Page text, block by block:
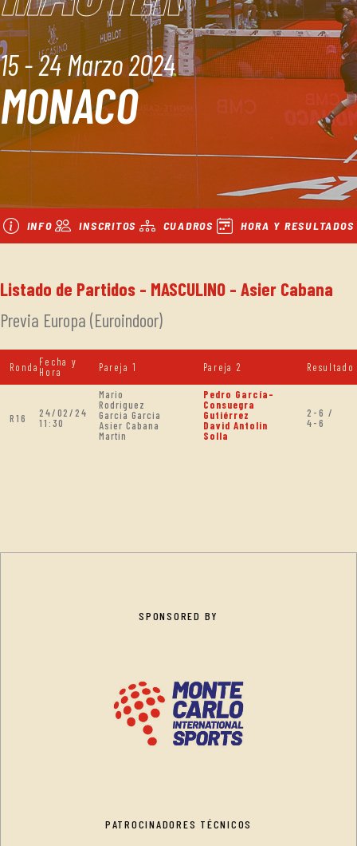
15 - 24 Marzo 2024
MONACO
INFO INSCRITOS CUADROS HORA Y RESULTADOS
Listado de Partidos - MASCULINO - Asier Cabana
Previa Europa (Euroindoor)
Ronda Fecha y
Hora
Pareja 1 Pareja 2 Resultado
R16
24/02/24
11:30
Mario
Rodriguez
Garcia Garcia
Asier Cabana
Martin
Pedro García-
Consuegra
Gutiérrez
David Antolin
Solla
2-6 /
4-6
SPONSORED BY
PATROCINADORES TÉCNICOS